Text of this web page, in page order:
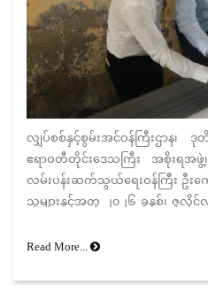
လျှပ်စစ်နှင့်စွမ်းအင်ဝန်ကြီးဌာန၊
ဧရာဝတီတိုင်းဒေသကြီး အစိုးရအ
လမ်းပန်းဆက်သွယ်ရေးဝန်ကြီး ဦးကျ
သူများနှင့်အတူ ၂၀၂၆ ခုနှစ်၊ ဇူ
လက်အောက်ရှိ အမှတ် (၅) ဓာတ်
ထုတ်လုပ်နေမှုအခြေအနေအား သွား
Read More...